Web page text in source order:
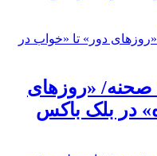
صحنه/ «روزهای
در بلک باکس